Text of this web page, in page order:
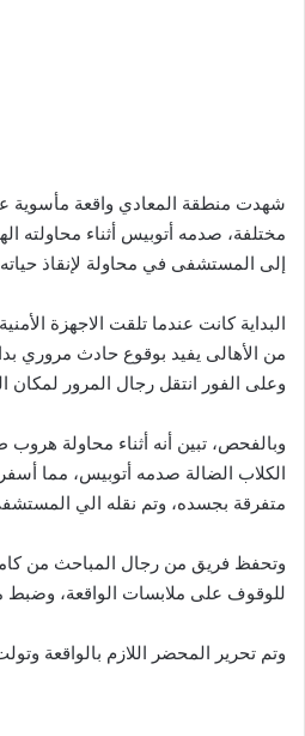
شهدت منطقة المعادي واقعة مأسوية
مختلفة، صدمه أتوبيس أثناء محاولته
إلى المستشفى في محاولة لإنقاذ حياته
البداية كانت عندما تلقت الاجهزة
من الأهالى يفيد بوقوع حادث مروري
وعلى الفور انتقل رجال المرور لمكان
وبالفحص، تبين أنه أثناء محاولة
الكلاب الضالة صدمه أتوبيس، مما
متفرقة بجسده، وتم نقله الي
وتحفظ فريق من رجال المباحث من
للوقوف على ملابسات الواقعة، وضبط
وتم تحرير المحضر اللازم بالواقعة